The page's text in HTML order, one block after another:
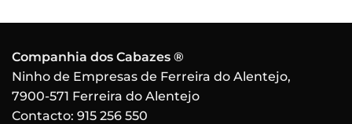
Companhia dos Cabazes ®
Ninho de Empresas de Ferreira do Alentejo,
7900-571 Ferreira do Alentejo
Contacto: 915 256 550